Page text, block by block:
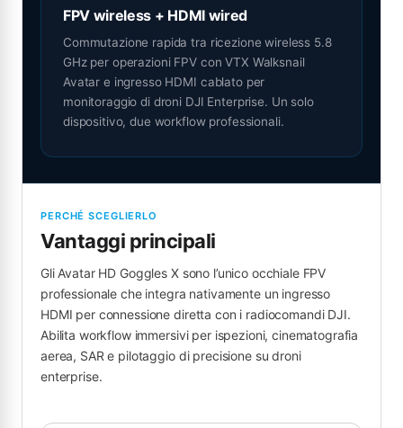
FPV wireless + HDMI wired
Commutazione rapida tra ricezione wireless 5.8
GHz per operazioni FPV con VTX Walksnail
Avatar e ingresso HDMI cablato per
monitoraggio di droni DJI Enterprise. Un solo
dispositivo, due workflow professionali.
PERCHÉ SCEGLIERLO
Vantaggi principali
Gli Avatar HD Goggles X sono l’unico occhiale FPV
professionale che integra nativamente un ingresso
HDMI per connessione diretta con i radiocomandi DJI.
Abilita workflow immersivi per ispezioni, cinematografia
aerea, SAR e pilotaggio di precisione su droni
enterprise.